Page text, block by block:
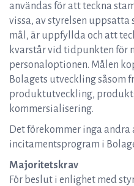
användas för att teckna
vissa, av styrelsen
mål, är uppfyllda och att
kvarstår vid tidpunkten för
personaloptionen. Målen
Bolagets utveckling såsom
produktutveckling,
kommersialisering.
Det förekommer inga
incitamentsprogram i
Majoritetskrav
För beslut i enlighet med